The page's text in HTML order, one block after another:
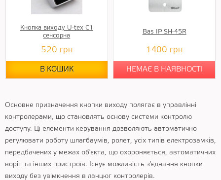
Основне призначення кнопки виходу полягає в управлінні
контролерами, що становлять основу системи контролю
доступу. Ці елементи керування дозволяють автоматично
регулювати роботу шлагбаумів, ролет, усіх типів електрозамків,
передбачених у межах об'єкта, що охороняється, автоматичних
воріт та інших пристроїв. Існує можливість з'єднання кнопки
виходу без увімкнення в ланцюг контролерів.
Кнопка виходу U-tex C1
сенсорна
520 грн
В КОШИК
Bas IP SH-45R
1400 грн
НЕМАЄ В НАЯВНОСТІ